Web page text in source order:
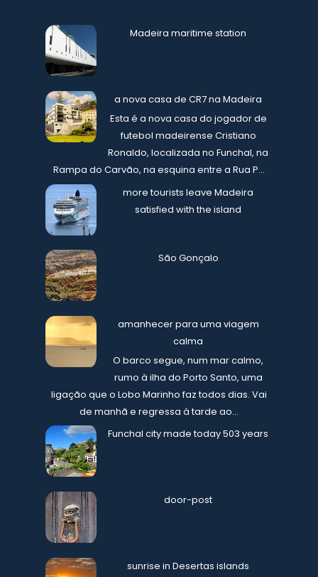
Madeira maritime station
a nova casa de CR7 na Madeira
Esta é a nova casa do jogador de
futebol madeirense Cristiano
Ronaldo, localizada no Funchal, na
Rampa do Carvão, na esquina entre a Rua P...
more tourists leave Madeira
satisfied with the island
São Gonçalo
amanhecer para uma viagem
calma
O barco segue, num mar calmo,
rumo à ilha do Porto Santo, uma
ligação que o Lobo Marinho faz todos dias. Vai
de manhã e regressa à tarde ao...
Funchal city made today 503 years
door-post
sunrise in Desertas islands